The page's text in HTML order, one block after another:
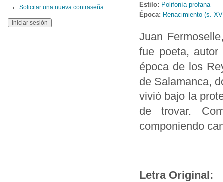
Estilo: Polifonía profana
Época: Renacimiento (s.
Juan
fue poeta,
época de los
de Salamanca,
vivió bajo la
de trovar.
componiendo
Letra Original:
Solicitar una nueva contraseña